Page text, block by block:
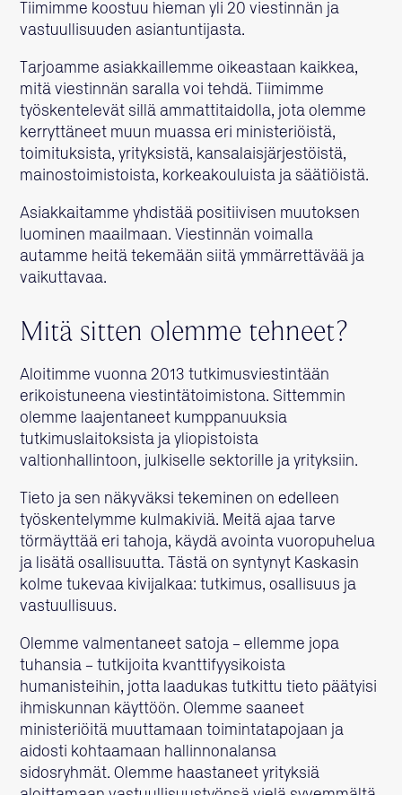
Tiimimme koostuu hieman yli 20 viestinnän ja
vastuullisuuden asiantuntijasta.
Tarjoamme asiakkaillemme oikeastaan kaikkea,
mitä viestinnän saralla voi tehdä. Tiimimme
työskentelevät sillä ammattitaidolla, jota olemme
kerryttäneet muun muassa eri ministeriöistä,
toimituksista, yrityksistä, kansalaisjärjestöistä,
mainostoimistoista, korkeakouluista ja säätiöistä.
Asiakkaitamme yhdistää positiivisen muutoksen
luominen maailmaan. Viestinnän voimalla
autamme heitä tekemään siitä ymmärrettävää ja
vaikuttavaa.
Mitä sitten olemme tehneet?
Aloitimme vuonna 2013 tutkimusviestintään
erikoistuneena viestintätoimistona. Sittemmin
olemme laajentaneet kumppanuuksia
tutkimuslaitoksista ja yliopistoista
valtionhallintoon, julkiselle sektorille ja yrityksiin.
Tieto ja sen näkyväksi tekeminen on edelleen
työskentelymme kulmakiviä. Meitä ajaa tarve
törmäyttää eri tahoja, käydä avointa vuoropuhelua
ja lisätä osallisuutta. Tästä on syntynyt Kaskasin
kolme tukevaa kivijalkaa: tutkimus, osallisuus ja
vastuullisuus.
Olemme valmentaneet satoja – ellemme jopa
tuhansia – tutkijoita kvanttifyysikoista
humanisteihin, jotta laadukas tutkittu tieto päätyisi
ihmiskunnan käyttöön. Olemme saaneet
ministeriöitä muuttamaan toimintatapojaan ja
aidosti kohtaamaan hallinnonalansa
sidosryhmät. Olemme haastaneet yrityksiä